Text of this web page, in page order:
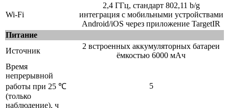
Wi-Fi
2,4 ГГц, стандарт 802,11 b/g
интеграция с мобильными устройствами
Android/iOS через приложение TargetIR
Питание
Источник
2 встроенных аккумуляторных батареи
ёмкостью 6000 мАч
Время
непрерывной
работы при 25 ℃
(только
наблюдение), ч
5